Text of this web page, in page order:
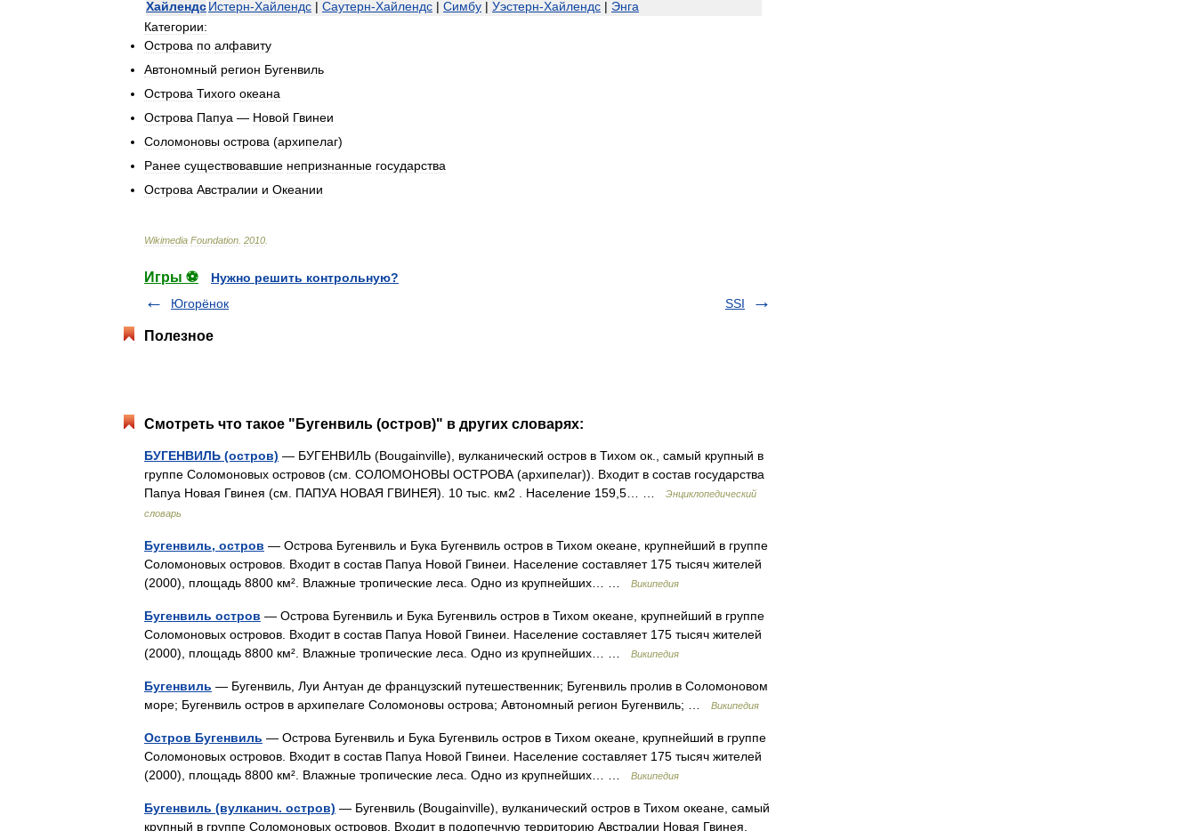
ХайлендсИстерн-Хайлендс | Саутерн-Хайлендс | Симбу | Уэстерн-Хайлендс | Энга
Категории:
Острова по алфавиту
Автономный регион Бугенвиль
Острова Тихого океана
Острова Папуа — Новой Гвинеи
Соломоновы острова (архипелаг)
Ранее существовавшие непризнанные государства
Острова Австралии и Океании
Wikimedia Foundation 2010
Игры ⚽
Нужно решить контрольную?
Югорёнок
SSI
Полезное
Смотреть что такое "Бугенвиль (остров)" в других словарях:
БУГЕНВИЛЬ (остров) — БУГЕНВИЛЬ (Bougainville), вулканический остров в Тихом ок., самый крупный в
группе Соломоновых островов (см. СОЛОМОНОВЫ ОСТРОВА (архипелаг)). Входит в состав государства
Папуа Новая Гвинея (см. ПАПУА НОВАЯ ГВИНЕЯ). 10 тыс. км2 . Население 159,5… …
Энциклопедический
словарь
Бугенвиль, остров — Острова Бугенвиль и Бука Бугенвиль остров в Тихом океане, крупнейший в группе
Соломоновых островов. Входит в состав Папуа Новой Гвинеи. Население составляет 175 тысяч жителей
(2000), площадь 8800 км². Влажные тропические леса. Одно из крупнейших… …
Википедия
Бугенвиль остров — Острова Бугенвиль и Бука Бугенвиль остров в Тихом океане, крупнейший в группе
Соломоновых островов. Входит в состав Папуа Новой Гвинеи. Население составляет 175 тысяч жителей
(2000), площадь 8800 км². Влажные тропические леса. Одно из крупнейших… …
Википедия
Бугенвиль — Бугенвиль, Луи Антуан де французский путешественник; Бугенвиль пролив в Соломоновом
море; Бугенвиль остров в архипелаге Соломоновы острова; Автономный регион Бугенвиль; …
Википедия
Остров Бугенвиль — Острова Бугенвиль и Бука Бугенвиль остров в Тихом океане, крупнейший в группе
Соломоновых островов. Входит в состав Папуа Новой Гвинеи. Население составляет 175 тысяч жителей
(2000), площадь 8800 км². Влажные тропические леса. Одно из крупнейших… …
Википедия
Бугенвиль (вулканич. остров) — Бугенвиль (Bougainville), вулканический остров в Тихом океане, самый
крупный в группе Соломоновых островов. Входит в подопечную территорию Австралии Новая Гвинея.